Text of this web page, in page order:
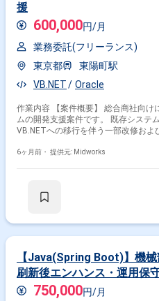
援
600,000円/月
業務委託(フリーランス)
東京都
東陽町駅
VB.NET
Oracle
作業内容 【案件概要】 総合商社向けに利用されている契約・課金システ
ムの開発支援案件です。 既存システムはVB6.0で構築されており、
VB.NETへの移行を伴う一部改修および新規
れます。 基本的に詳細設計から開発、テストまでを一貫して一人称で担当
新規機能開発 ・詳細設計の作成 ・プログラム実装 ・単体テストおよび結
6ヶ月前・ 提供元: Midworks
【Java(Spring Boot)】機
刷新後エンハンス・運用保
750,000円/月